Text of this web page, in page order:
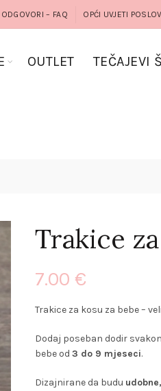
– FAQ OPĆI UVJETI
OUTLET TEČAJEVI
Trakice
7.00 €
Trakice za kosu za bebe –
Dodaj poseban dodir
bebe od 3 do 9 mjeseci.
Dizajnirane da budu